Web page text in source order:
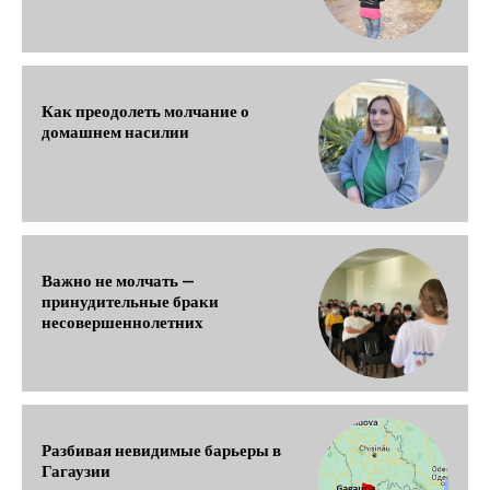
Как преодолеть молчание о
домашнем насилии
Важно не молчать —
принудительные браки
несовершеннолетних
Разбивая невидимые барьеры в
Гагаузии